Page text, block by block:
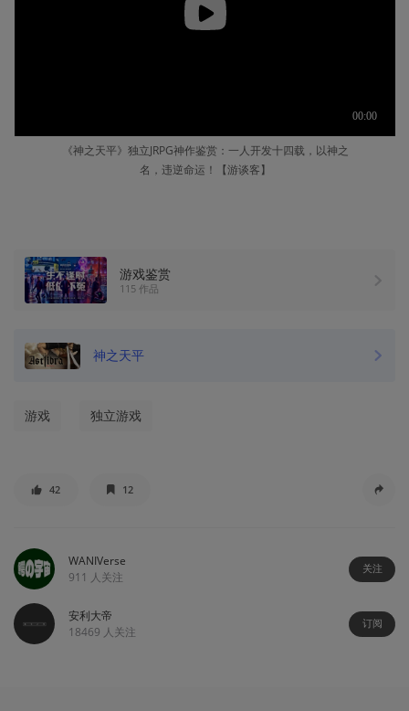
《神之天平》独立JRPG神作鉴赏：一人开发十四载，以神之
名，违逆命运！【游谈客】
游戏鉴赏
115 作品
神之天平
游戏 独立游戏
42 12
WANIVerse
911 人关注
关注
安利大帝
18469 人关注
订阅